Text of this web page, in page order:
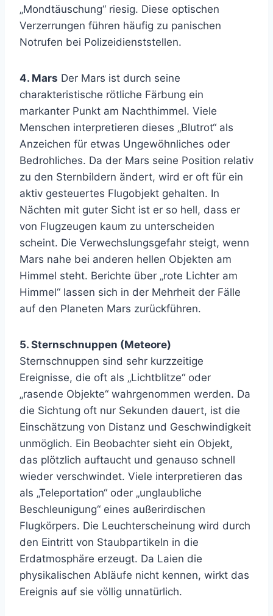
„Mondtäuschung“ riesig. Diese optischen
Verzerrungen führen häufig zu panischen
Notrufen bei Polizeidienststellen.
4. Mars Der Mars ist durch seine
charakteristische rötliche Färbung ein
markanter Punkt am Nachthimmel. Viele
Menschen interpretieren dieses „Blutrot“ als
Anzeichen für etwas Ungewöhnliches oder
Bedrohliches. Da der Mars seine Position relativ
zu den Sternbildern ändert, wird er oft für ein
aktiv gesteuertes Flugobjekt gehalten. In
Nächten mit guter Sicht ist er so hell, dass er
von Flugzeugen kaum zu unterscheiden
scheint. Die Verwechslungsgefahr steigt, wenn
Mars nahe bei anderen hellen Objekten am
Himmel steht. Berichte über „rote Lichter am
Himmel“ lassen sich in der Mehrheit der Fälle
auf den Planeten Mars zurückführen.
5. Sternschnuppen (Meteore)
Sternschnuppen sind sehr kurzzeitige
Ereignisse, die oft als „Lichtblitze“ oder
„rasende Objekte“ wahrgenommen werden. Da
die Sichtung oft nur Sekunden dauert, ist die
Einschätzung von Distanz und Geschwindigkeit
unmöglich. Ein Beobachter sieht ein Objekt,
das plötzlich auftaucht und genauso schnell
wieder verschwindet. Viele interpretieren das
als „Teleportation“ oder „unglaubliche
Beschleunigung“ eines außerirdischen
Flugkörpers. Die Leuchterscheinung wird durch
den Eintritt von Staubpartikeln in die
Erdatmosphäre erzeugt. Da Laien die
physikalischen Abläufe nicht kennen, wirkt das
Ereignis auf sie völlig unnatürlich.